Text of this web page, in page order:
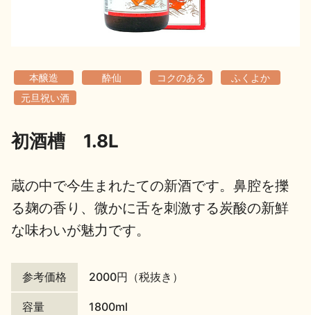
地酒川柳 地酒小説
本醸造 酔仙 コクのある
ふくよか
元旦祝い酒
初酒槽 1.8L
蔵の中で今生まれたての新酒です。鼻腔を擽
る麹の香り、微かに舌を刺激する炭酸の新鮮
な味わいが魅力です。
参考価格 2000円（税抜き）
容量 1800ml